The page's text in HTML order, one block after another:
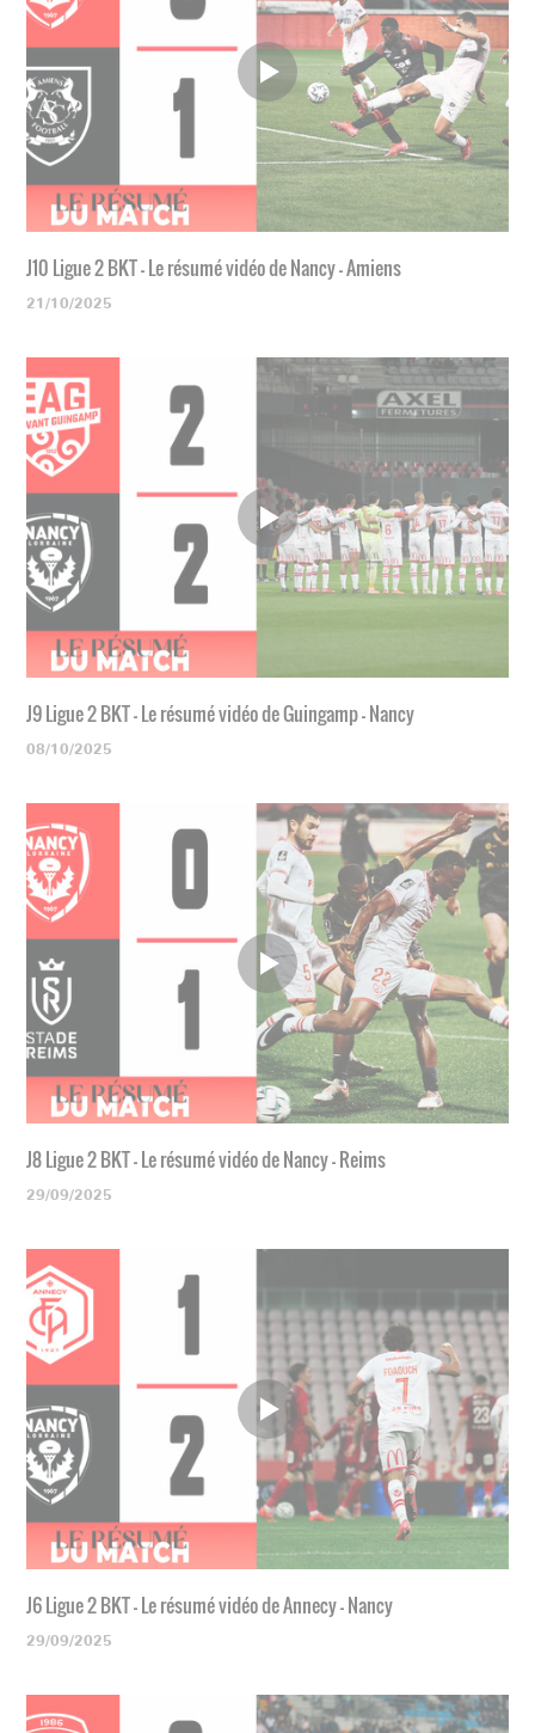
J10 Ligue 2 BKT - Le résumé vidéo de Nancy - Amiens
21/10/2025
J9 Ligue 2 BKT - Le résumé vidéo de Guingamp - Nancy
08/10/2025
J8 Ligue 2 BKT - Le résumé vidéo de Nancy - Reims
29/09/2025
J6 Ligue 2 BKT - Le résumé vidéo de Annecy - Nancy
29/09/2025